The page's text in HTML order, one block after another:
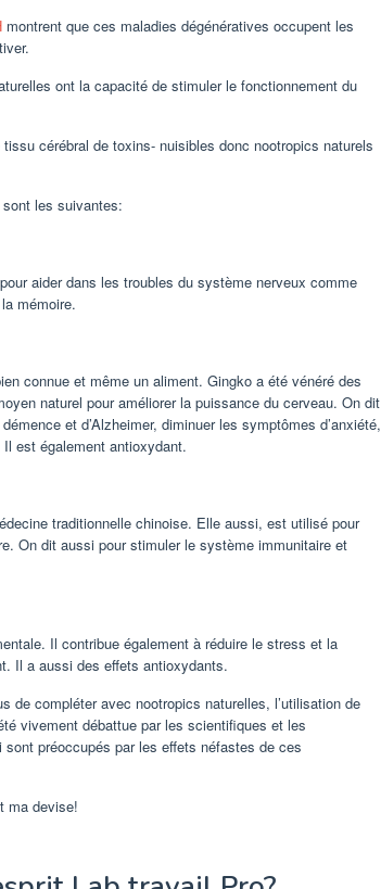
montrent que ces maladies dégénératives occupent les
ont la capacité de stimuler le fonctionnement du
cérébral de toxins- nuisibles donc nootropics naturels
les suivantes:
aider dans les troubles du système nerveux comme
mémoire.
connue et même un aliment. Gingko a été vénéré des
naturel pour améliorer la puissance du cerveau. On dit
et d’Alzheimer, diminuer les symptômes d’anxiété,
est également antioxydant.
traditionnelle chinoise. Elle aussi, est utilisé pour
On dit aussi pour stimuler le système immunitaire et
Il contribue également à réduire le stress et la
Il a aussi des effets antioxydants.
de compléter avec nootropics naturelles, l’utilisation de
vivement débattue par les scientifiques et les
préoccupés par les effets néfastes de ces
ma devise!